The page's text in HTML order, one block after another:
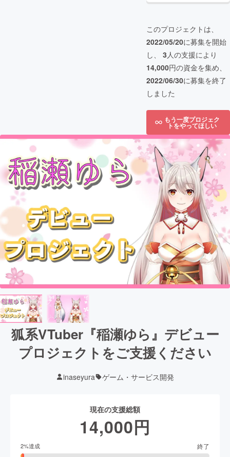
このプロジェクトは、
2022/05/20に募集を開始
し、 3人の支援により
14,000円の資金を集め、
2022/06/30に募集を終了
しました
もう一度プロジェク
トをやってほしい
狐系VTuber『稲瀬ゆら』デビュー
プロジェクトをご支援ください
inaseyura ゲーム・サービス開発
現在の支援総額
14,000円
2%達成 終了